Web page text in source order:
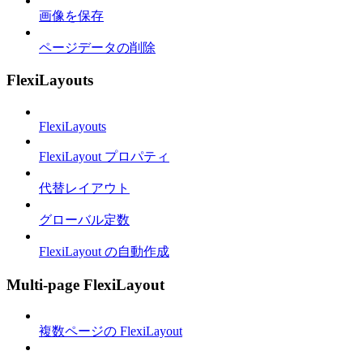
画像を保存
ページデータの削除
FlexiLayouts
FlexiLayouts
FlexiLayout プロパティ
代替レイアウト
グローバル定数
FlexiLayout の自動作成
Multi-page FlexiLayout
複数ページの FlexiLayout